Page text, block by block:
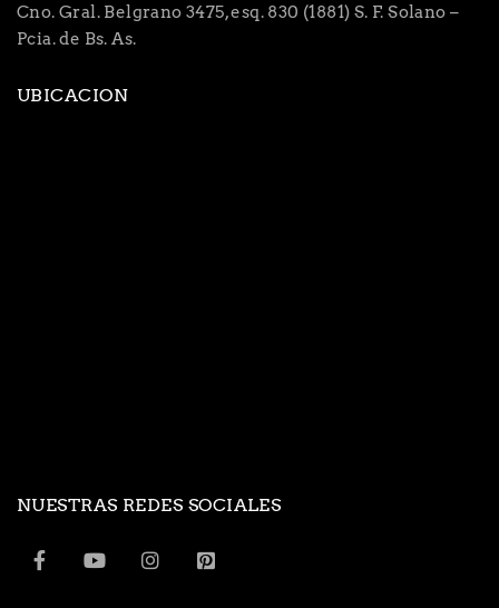
Cno. Gral. Belgrano 3475, esq. 830 (1881) S. F. Solano –
Pcia. de Bs. As.
UBICACION
NUESTRAS REDES SOCIALES